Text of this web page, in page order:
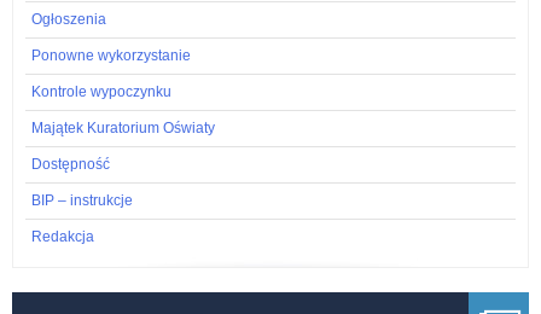
Ogłoszenia
Ponowne wykorzystanie
Kontrole wypoczynku
Majątek Kuratorium Oświaty
Dostępność
BIP – instrukcje
Redakcja